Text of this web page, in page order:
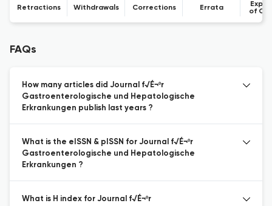
Retractions Withdrawals Corrections Errata
of
FAQs
How many articles did Journal f√É¬ºr
Gastroenterologische und Hepatologische
Erkrankungen publish last years ?
What is the eISSN & pISSN for Journal f√É¬ºr
Gastroenterologische und Hepatologische
Erkrankungen ?
What is H index for Journal f√É¬ºr